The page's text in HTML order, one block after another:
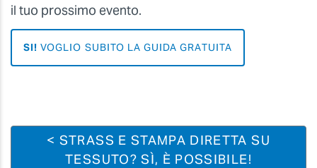
il tuo prossimo evento.
SI! VOGLIO SUBITO LA GUIDA GRATUITA
< STRASS E STAMPA DIRETTA SU
TESSUTO? SÌ, È POSSIBILE!